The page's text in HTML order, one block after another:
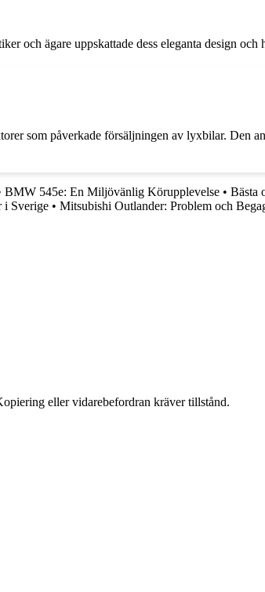
och ägare uppskattade dess eleganta design och
som påverkade försäljningen av lyxbilar. Den
BMW 545e: En Miljövänlig Körupplevelse • Bästa
i Sverige • Mitsubishi Outlander: Problem och
eller vidarebefordran kräver tillstånd.